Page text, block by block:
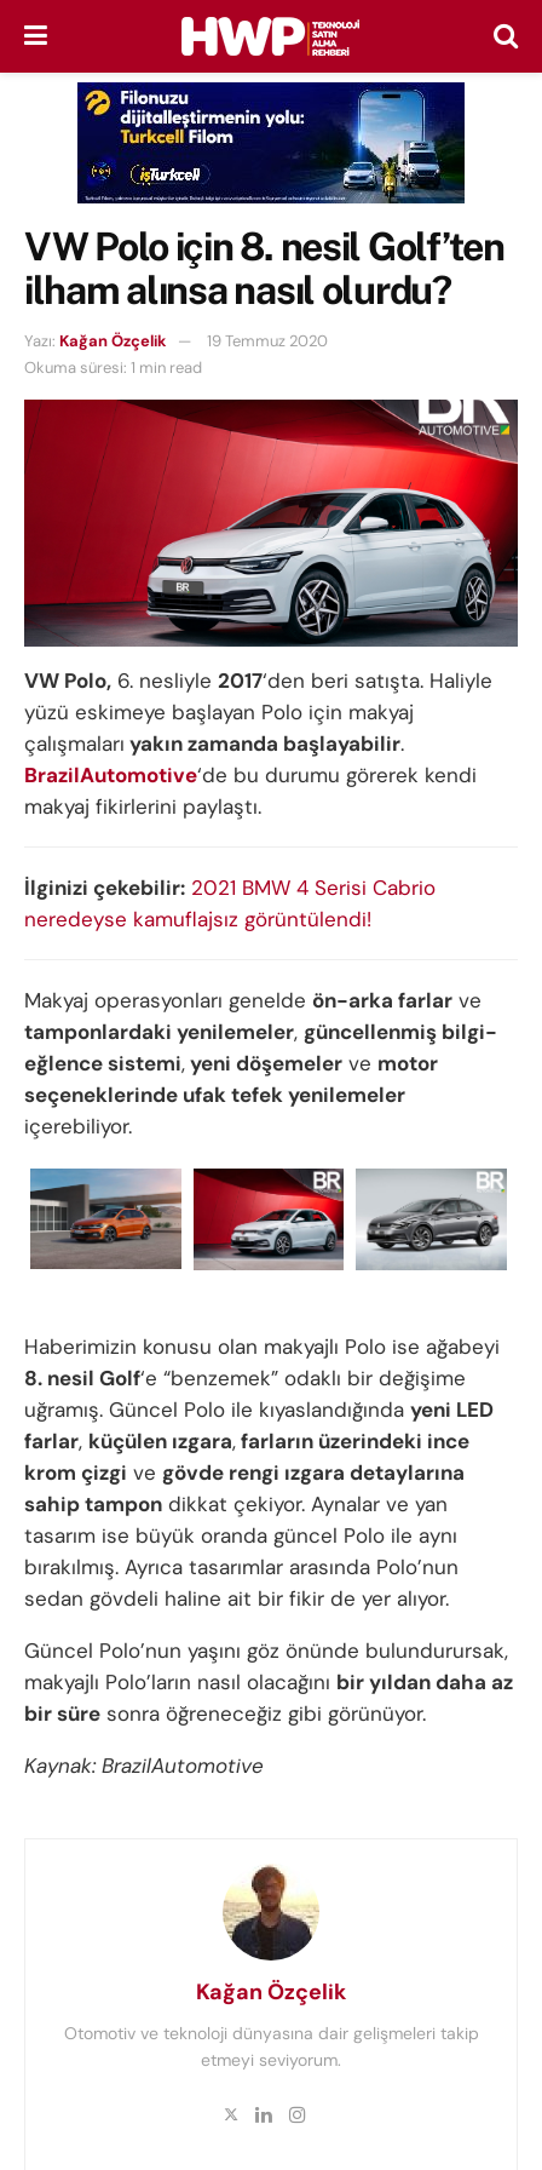
VW Polo için 8. nesil Golf’ten
ilham alınsa nasıl olurdu?
Yazı: Kağan Özçelik
19 Temmuz 2020
Okuma süresi: 1 min read
VW Polo, 6. nesliyle 2017‘den beri satışta. Haliyle
yüzü eskimeye başlayan Polo için makyaj
çalışmaları yakın zamanda başlayabilir.
BrazilAutomotive‘de bu durumu görerek kendi
makyaj fikirlerini paylaştı.
İlginizi çekebilir: 2021 BMW 4 Serisi Cabrio
neredeyse kamuflajsız görüntülendi!
Makyaj operasyonları genelde ön-arka farlar ve
tamponlardaki yenilemeler, güncellenmiş bilgi-
eğlence sistemi,yeni döşemeler ve motor
seçeneklerinde ufak tefek yenilemeler
içerebiliyor.
Haberimizin konusu olan makyajlı Polo ise ağabeyi
8. nesil Golf‘e “benzemek” odaklı bir değişime
uğramış. Güncel Polo ile kıyaslandığında yeni LED
farlar, küçülen ızgara,farların üzerindeki ince
krom çizgi ve gövde rengi ızgara detaylarına
sahip tampon dikkat çekiyor. Aynalar ve yan
tasarım ise büyük oranda güncel Polo ile aynı
bırakılmış. Ayrıca tasarımlar arasında Polo’nun
sedan gövdeli haline ait bir fikir de yer alıyor.
Güncel Polo’nun yaşını göz önünde bulundurursak,
makyajlı Polo’ların nasıl olacağını bir yıldan daha az
bir süre sonra öğreneceğiz gibi görünüyor.
Kaynak: BrazilAutomotive
Kağan Özçelik
Otomotiv ve teknoloji dünyasına dair gelişmeleri takip
etmeyi seviyorum.